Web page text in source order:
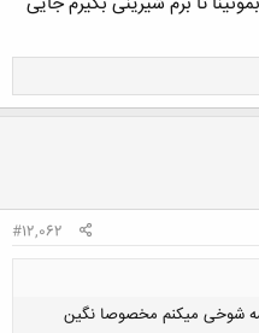
#12,062
شوخی میکنم مخصوصا نگین